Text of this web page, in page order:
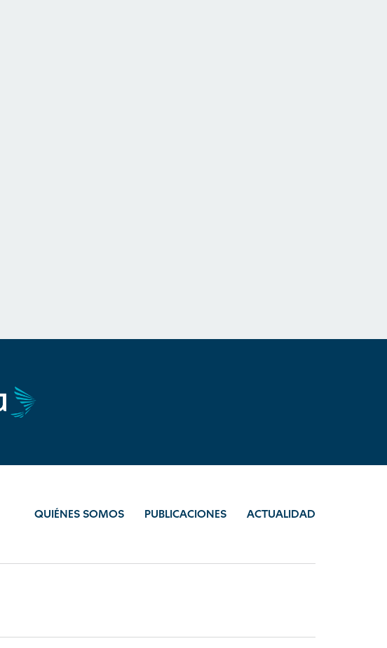
QUIÉNES SOMOS PUBLICACIONES ACTUALIDAD